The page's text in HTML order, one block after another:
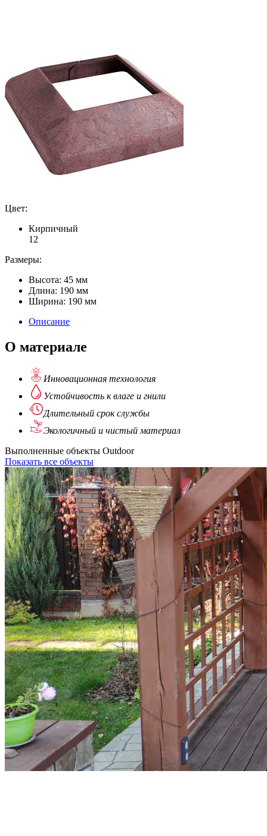
Цвет:
Кирпичный
1 2
Размеры:
Высота: 45 мм
Длина: 190 мм
Ширина: 190 мм
Описание
О материале
Инновационная технология
Устойчивость к влаге и гнили
Длительный срок службы
Экологичный и чистый материал
Выполненные объекты Outdoor
Показать все объекты